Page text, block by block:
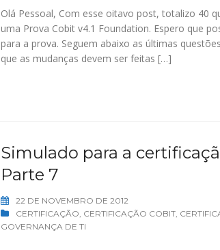
Olá Pessoal, Com esse oitavo post, totalizo 40
uma Prova Cobit v4.1 Foundation. Espero que
para a prova. Seguem abaixo as últimas
que as mudanças devem ser feitas […]
Simulado para a
Parte 7
22 DE NOVEMBRO DE 2012
CERTIFICAÇÃO, CERTIFICAÇÃO COBIT,
GOVERNANÇA DE TI